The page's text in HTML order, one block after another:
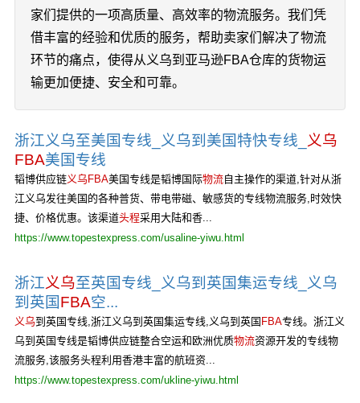
家们提供的一项高质量、高效率的物流服务。我们凭
借丰富的经验和优质的服务，帮助卖家们解决了物流
环节的痛点，使得从义乌到亚马逊FBA仓库的货物运
输更加便捷、安全和可靠。
浙江义乌至美国专线_义乌到美国特快专线_
义乌
FBA美国专线
韬博供应链义乌FBA美国专线是韬博国际物流自主操作的渠道,针对从浙
江义乌发往美国的各种普货、带电带磁、敏感货的专线物流服务,时效快
捷、价格优惠。该渠道头程采用大陆和香...
https://www.topestexpress.com/usaline-yiwu.html
浙江 义乌至英国专线_义乌到英国集运专线_义乌
到英国FBA空...
义乌到英国专线,浙江义乌到英国集运专线,义乌到英国 FBA专线。浙江义
乌到英国专线是韬博供应链整合空运和欧洲优质物流资源开发的专线物
流服务,该服务头程利用香港丰富的航班资...
https://www.topestexpress.com/ukline-yiwu.html